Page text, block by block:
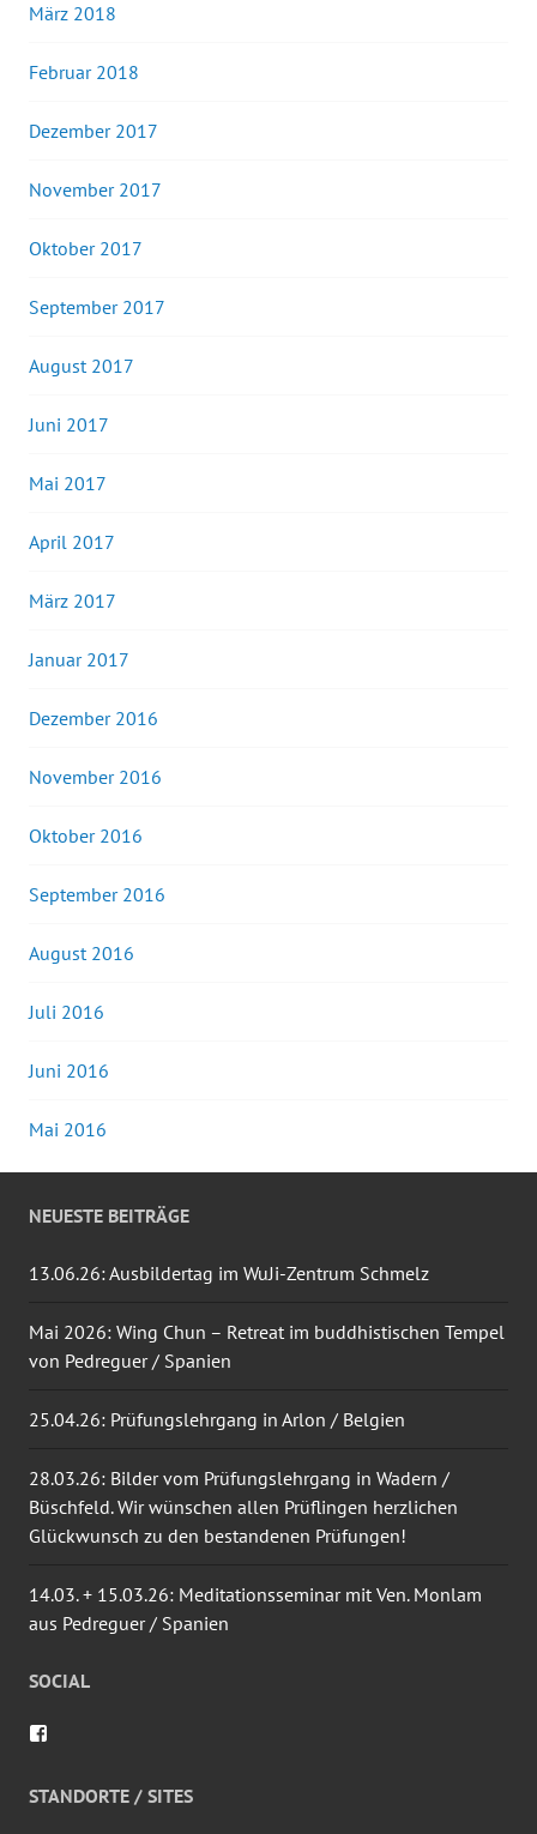
März 2018
Februar 2018
Dezember 2017
November 2017
Oktober 2017
September 2017
August 2017
Juni 2017
Mai 2017
April 2017
März 2017
Januar 2017
Dezember 2016
November 2016
Oktober 2016
September 2016
August 2016
Juli 2016
Juni 2016
Mai 2016
NEUESTE BEITRÄGE
13.06.26: Ausbildertag im WuJi-Zentrum Schmelz
Mai 2026: Wing Chun – Retreat im buddhistischen Tempel
von Pedreguer / Spanien
25.04.26: Prüfungslehrgang in Arlon / Belgien
28.03.26: Bilder vom Prüfungslehrgang in Wadern /
Büschfeld. Wir wünschen allen Prüflingen herzlichen
Glückwunsch zu den bestandenen Prüfungen!
14.03. + 15.03.26: Meditationsseminar mit Ven. Monlam
aus Pedreguer / Spanien
SOCIAL
auf
Facebook
STANDORTE / SITES